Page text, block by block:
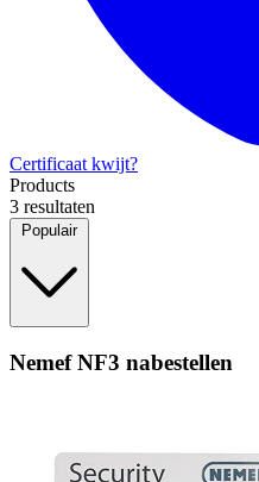
Certificaat kwijt?
Products
3 resultaten
Populair
Nemef NF3 nabestellen